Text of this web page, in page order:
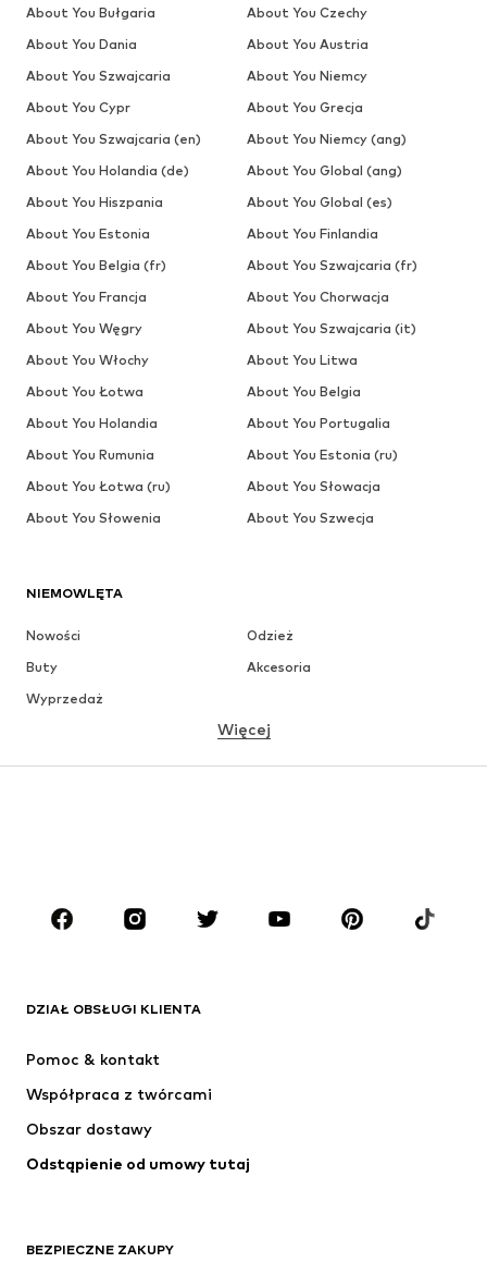
NIEMOWLĘTA
Nowości
Odzież
Buty
Akcesoria
Wyprzedaż
MARKI
Next
ADIDAS PERFORMANCE
Więcej
DZIAŁ OBSŁUGI KLIENTA
Pomoc & kontakt
Współpraca z twórcami
Obszar dostawy
Odstąpienie od umowy tutaj
BEZPIECZNE ZAKUPY
About You Bułgaria
About You Czechy
About You Dania
About You Austria
About You Szwajcaria
About You Niemcy
About You Cypr
About You Grecja
About You Szwajcaria (en)
About You Niemcy (ang)
About You Holandia (de)
About You Global (ang)
About You Hiszpania
About You Global (es)
About You Estonia
About You Finlandia
About You Belgia (fr)
About You Szwajcaria (fr)
About You Francja
About You Chorwacja
About You Węgry
About You Szwajcaria (it)
About You Włochy
About You Litwa
About You Łotwa
About You Belgia
About You Holandia
About You Portugalia
About You Rumunia
About You Estonia (ru)
About You Łotwa (ru)
About You Słowacja
About You Słowenia
About You Szwecja